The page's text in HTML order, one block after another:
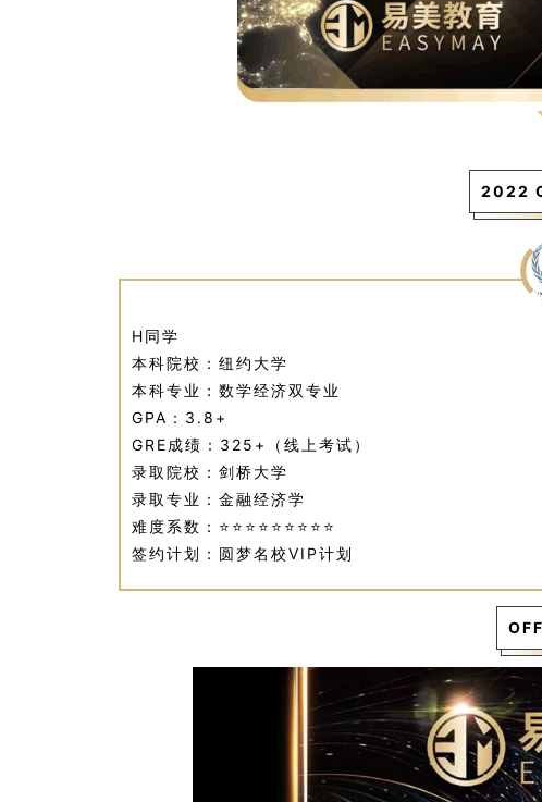
2022
H同学
本科院校：纽约大学
本科专业：数学经济双专业
GPA：3.8+
GRE成绩：325+（线上考试）
录取院校：剑桥大学
录取专业：金融经济学
难度系数：⭐⭐⭐⭐⭐⭐⭐⭐⭐
签约计划：圆梦名校VIP计划